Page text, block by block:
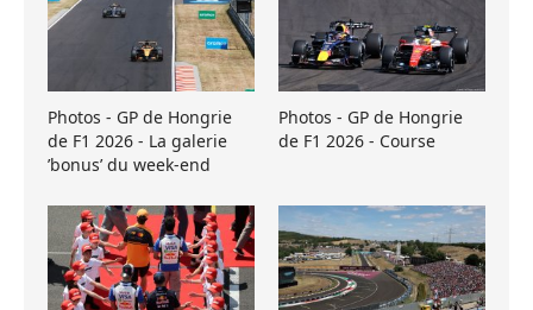
Photos - GP de Hongrie
de F1 2026 - La galerie
’bonus’ du week-end
Photos - GP de Hongrie
de F1 2026 - Course